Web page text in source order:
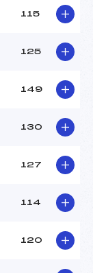
115
125
149
130
127
114
120